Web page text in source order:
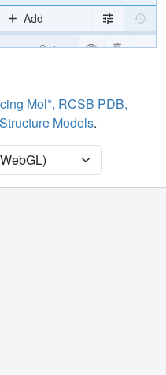
Add
Cartoon
Ball & Stick
Ball & Stick
2 reprs
Mol*, RCSB PDB,
Models.